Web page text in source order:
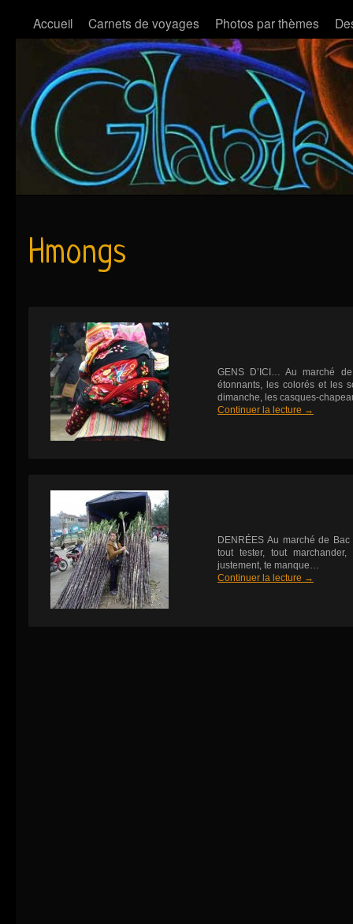
Accueil Carnets de voyages Photos par thèmes
Hmongs
GENS D’ICI… Au marché
étonnants, les colorés et les
dimanche, les casques-
Continuer la lecture →
DENRÉES Au marché de
tout tester, tout
justement, te manque…
Continuer la lecture →